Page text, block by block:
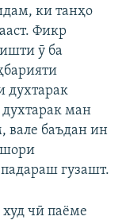
ки танҳо
Фикр
ӯ ба
духтарак
ман
вале баъдан ин
гузашт.
чӣ паёме